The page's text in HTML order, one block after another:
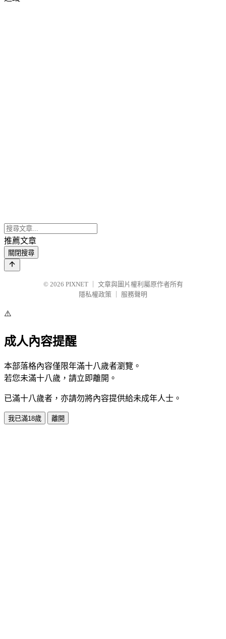
推薦文章
關閉搜尋
© 2026 PIXNET
文章與圖片權利屬原作者所有
隱私權政策
服務聲明
⚠️
成人內容提醒
本部落格內容僅限年滿十八歲者瀏覽。
若您未滿十八歲，請立即離開。
已滿十八歲者，亦請勿將內容提供給未成年人士。
我已滿18歲 離開